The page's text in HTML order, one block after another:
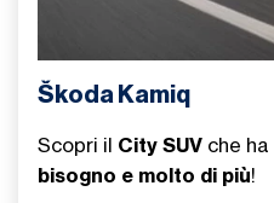
Škoda Kamiq
Scopri il City SUV che ha
bisogno e molto di più!